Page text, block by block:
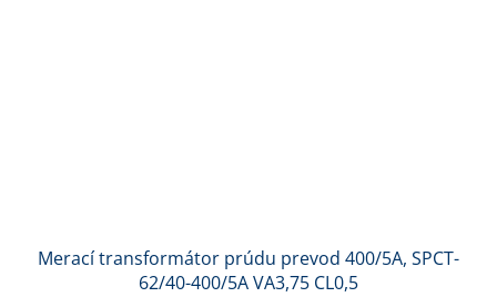
Merací transformátor prúdu prevod 400/5A, SPCT-
62/40-400/5A VA3,75 CL0,5